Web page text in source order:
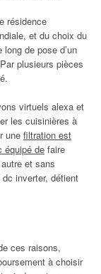
résidence
et du choix du
de pose d’un
plusieurs pièces
virtuels alexa et
les cuisinières à
une filtration est
équipé de faire
et sans
inverter, détient
ces raisons,
à choisir